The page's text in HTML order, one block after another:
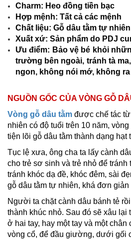
Charm: Heo đồng tiền bạc
Hợp mệnh: Tất cả các mệnh
Chất liệu: Gỗ dâu tằm tự nhiên
Xuất xứ: Sản phẩm do PDJ
Ưu điểm: Bảo vệ bé khỏi
trường bên ngoài, tránh tà
ngon, không nói mớ, không
NGUỒN GỐC CỦA VÒNG GỖ
Vòng gỗ dâu tằm được chế tác
nhiên có độ tuổi trên 10 năm,
tiện lõi gỗ dâu tằm thành dạng hạt
Tục lệ xưa, ông cha ta lấy cành
cho trẻ sơ sinh và trẻ nhỏ để tránh
tránh khóc dạ đề, khóc đêm, sài
gỗ dâu tằm tự nhiên, khá đơn giản
Người ta chặt cành dâu bánh tẻ
thành khúc nhỏ. Sau đó sẽ xâu lại
ở hai tay, hay một tay và một chân
vòng cổ, để đầu giường, dưới gối